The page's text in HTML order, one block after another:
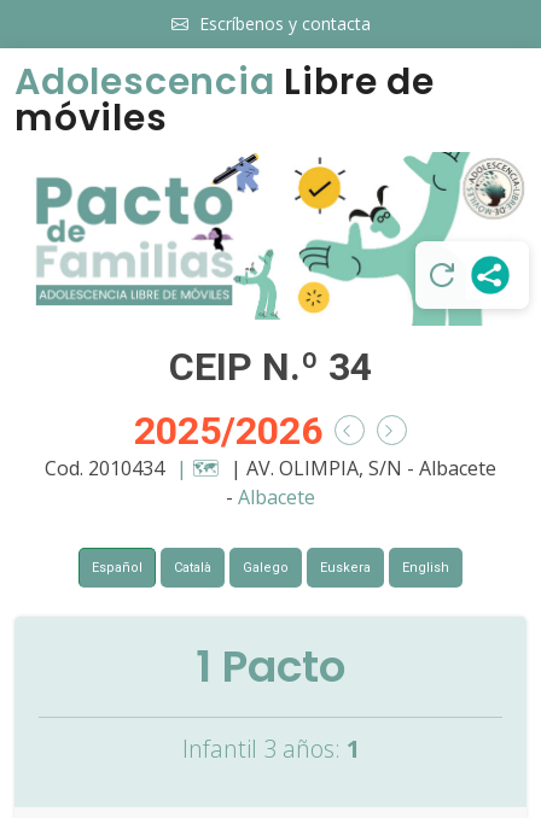
Escríbenos y contacta
Adolescencia Libre de
móviles
CEIP N.º 34
2025/2026
Cod. 2010434 | 🗺️ | AV. OLIMPIA, S/N - Albacete
- Albacete
Español Català Galego Euskera English
1 Pacto
Infantil 3 años: 1